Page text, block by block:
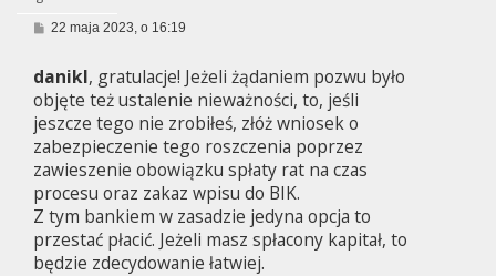
P
t
22 maja 2023, o 16:19
danikl, gratulacje! Jeżeli żądaniem pozwu było
objęte też ustalenie nieważności, to, jeśli
jeszcze tego nie zrobiłeś, złóż wniosek o
zabezpieczenie tego roszczenia poprzez
zawieszenie obowiązku spłaty rat na czas
procesu oraz zakaz wpisu do BIK.
Z tym bankiem w zasadzie jedyna opcja to
przestać płacić. Jeżeli masz spłacony kapitał, to
będzie zdecydowanie łatwiej.